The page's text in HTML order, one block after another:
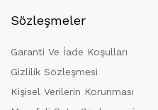
Sözleşmeler
Garanti Ve İade Koşulları
Gizlilik Sözleşmesi
Kişisel Verilerin Korunması